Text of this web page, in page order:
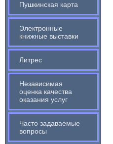
Пушкинская карта
Электронные
книжные выставки
Литрес
Независимая
оценка качества
оказания услуг
Часто задаваемые
вопросы